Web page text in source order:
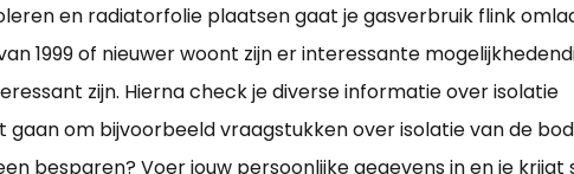
en radiatorfolie plaatsen gaat je gasverbruik flink
1999 of nieuwer woont zijn er interessante
zijn. Hierna check je diverse informatie over isolatie
gaan om bijvoorbeeld vraagstukken over isolatie van de
besparen? Voer jouw persoonlijke gegevens in en je krijgt